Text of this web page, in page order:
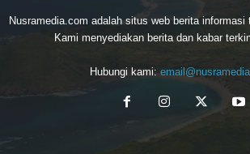
Nusramedia.com adalah situs web berita informasi
Kami menyediakan berita dan kabar
Hubungi kami: